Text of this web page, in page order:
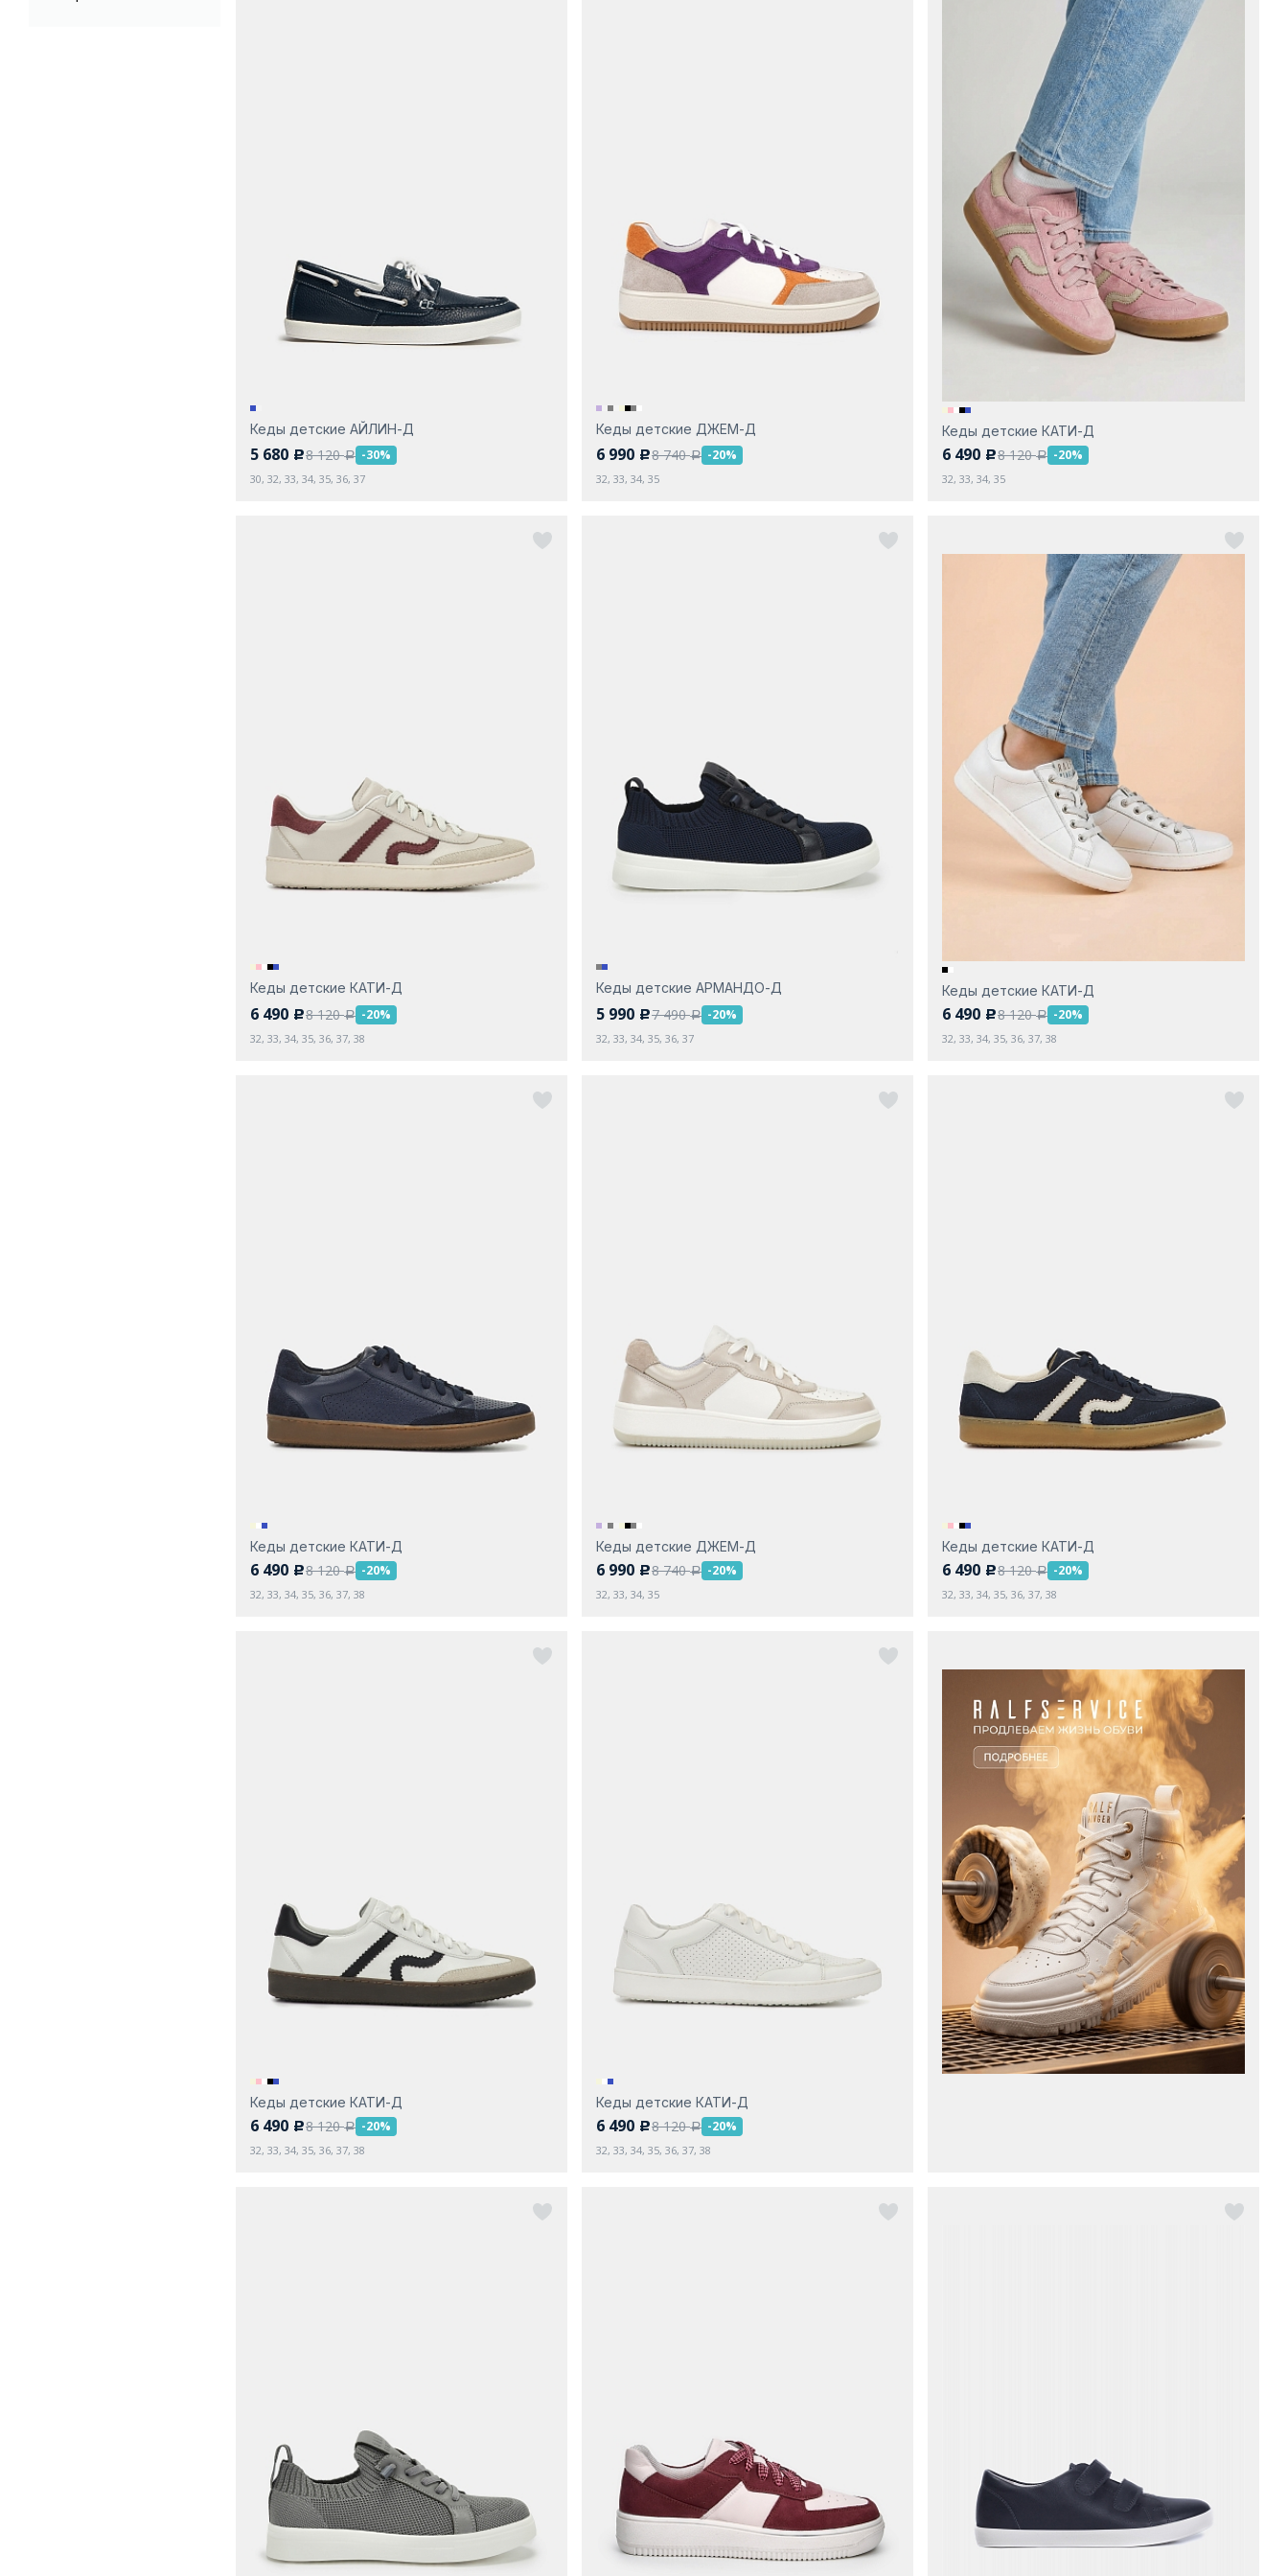
Кеды детские АЙЛИН-Д
5 680 c8 120a -30%
30, 32, 33, 34, 35, 36, 37
Кеды детские ДЖЕМ-Д
6 990 c8 740a -20%
32, 33, 34, 35
Кеды детские КАТИ-Д
6 490 c8 120a -20%
32, 33, 34, 35
Кеды детские КАТИ-Д
6 490 c8 120a -20%
32, 33, 34, 35, 36, 37, 38
Кеды детские АРМАНДО-Д
5 990 c7 490a -20%
32, 33, 34, 35, 36, 37
Кеды детские КАТИ-Д
6 490 c8 120a -20%
32, 33, 34, 35, 36, 37, 38
Кеды детские КАТИ-Д
6 490 c8 120a -20%
32, 33, 34, 35, 36, 37, 38
Кеды детские ДЖЕМ-Д
6 990 c8 740a -20%
32, 33, 34, 35
Кеды детские КАТИ-Д
6 490 c8 120a -20%
32, 33, 34, 35, 36, 37, 38
Кеды детские КАТИ-Д
6 490 c8 120a -20%
32, 33, 34, 35, 36, 37, 38
Кеды детские КАТИ-Д
6 490 c8 120a -20%
32, 33, 34, 35, 36, 37, 38